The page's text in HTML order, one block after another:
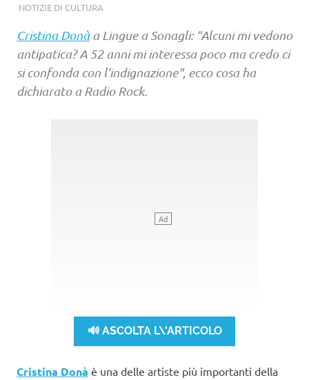
NOTIZIE DI CULTURA
Cristina Donàa Lingue a Sonagli: “Alcuni mi vedono
antipatica? A 52 anni mi interessa poco ma credo ci
si confonda con l’indignazione", ecco cosa ha
dichiarato a Radio Rock.
🔊 ASCOLTA L\'ARTICOLO
Cristina Donà è una delle artiste più importanti della